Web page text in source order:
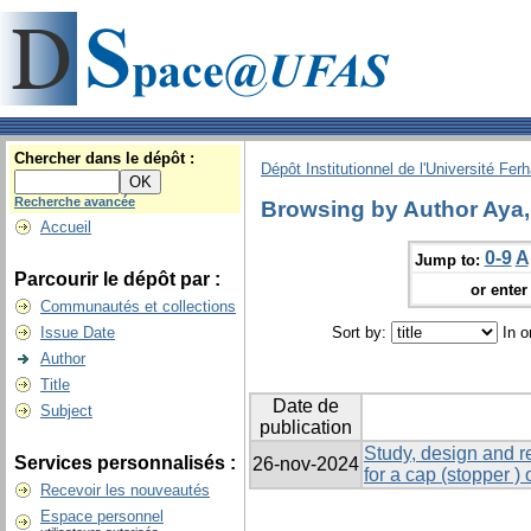
Chercher dans le dépôt :
Recherche avancée
Accueil
Parcourir le dépôt par :
Communautés et collections
Issue Date
Author
Title
Subject
Services personnalisés :
Recevoir les nouveautés
Espace personnel
Dépôt Institutionnel de l'Université
Browsing by Author
Jump to: 0-9 A
or
Sort by: In
Date de
publication
26-nov-2024
Study, design and
for a cap (stopper )